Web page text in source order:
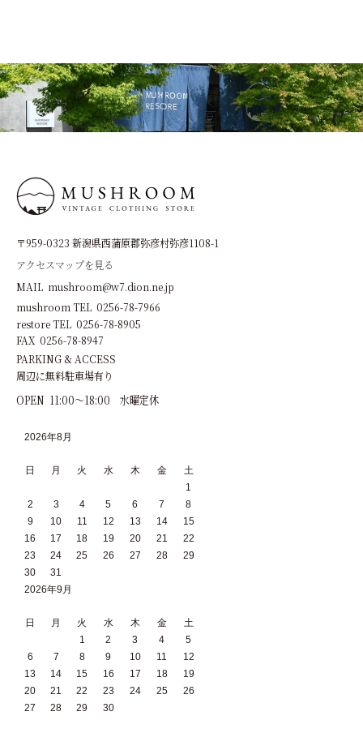
〒959-0323 新潟県西蒲原郡弥彦村弥彦1108-1
アクセスマップを見る
MAIL mushroom@w7.dion.ne.jp
mushroom TEL 0256-78-7966
restore TEL 0256-78-8905
FAX 0256-78-8947
PARKING & ACCESS
周辺に無料駐車場有り
OPEN 11:00～18:00 水曜定休
2026年8月
日 月 火 水 木 金
土
1
2
3 4 5 6 7
8
9
10 11 12 13 14
15
16
17 18 19 20 21
22
23
24 25 26 27 28
29
30
31
2026年9月
日 月 火 水 木 金
土
1
2 3 4
5
6
7 8 9 10 11
12
13
14 15 16 17 18
19
20
21 22 23 24 25
26
27
28 29 30